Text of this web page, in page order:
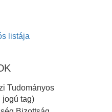
listája
Tudományos
jogú tag)